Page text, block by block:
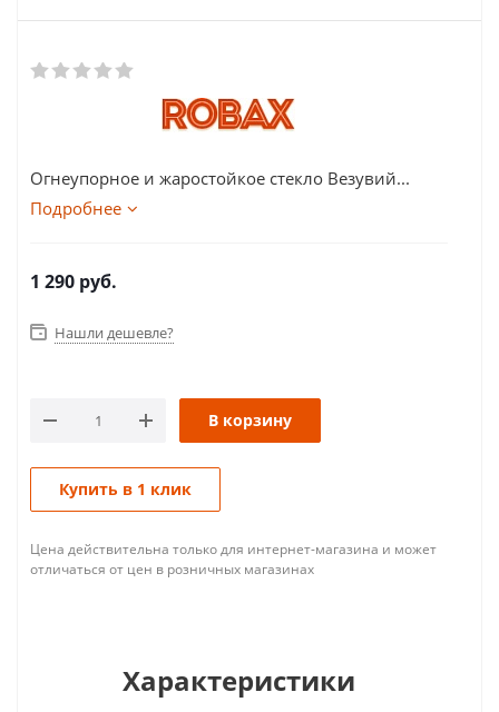
Огнеупорное и жаростойкое стекло Везувий...
Подробнее
1 290 руб.
Нашли дешевле?
В корзину
Купить в 1 клик
Цена действительна только для интернет-магазина и может
отличаться от цен в розничных магазинах
Характеристики